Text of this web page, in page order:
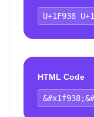
HTML Code